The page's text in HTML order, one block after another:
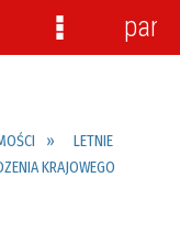
LETNIE
KRAJOWEGO
Menu
panel